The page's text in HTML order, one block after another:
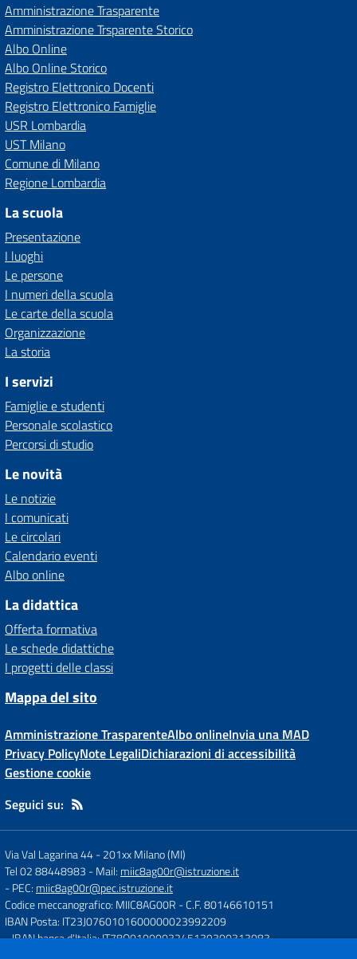
Amministrazione Trasparente
Amministrazione Trsparente Storico
Albo Online
Albo Online Storico
Registro Elettronico Docenti
Registro Elettronico Famiglie
USR Lombardia
UST Milano
Comune di Milano
Regione Lombardia
La scuola
Presentazione
I luoghi
Le persone
I numeri della scuola
Le carte della scuola
Organizzazione
La storia
I servizi
Famiglie e studenti
Personale scolastico
Percorsi di studio
Le novità
Le notizie
I comunicati
Le circolari
Calendario eventi
Albo online
La didattica
Offerta formativa
Le schede didattiche
I progetti delle classi
Mappa del sito
Amministrazione TrasparenteAlbo onlineInvia una MAD
Privacy PolicyNote LegaliDichiarazioni di accessibilità
Gestione cookie
Seguici su:
Via Val Lagarina 44-201xx Milano (MI)
Tel 02 88448983 - Mail: miic8ag00r@istruzione.it
- PEC: miic8ag00r@pec.istruzione.it
Codice meccanografico: MIIC8AG00R - C.F. 80146610151
IBAN Posta: IT23J0760101600000023992209
- IBAN banca d'Italia: IT78O0100003245139300313083